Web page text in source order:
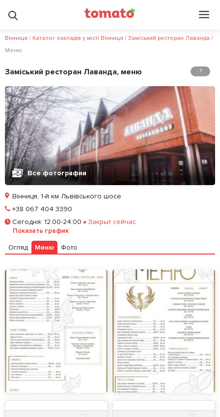
Вінниця / Каталог закладів у місті Вінниця / Заміський ресторан Лаванда /
Меню
Заміський ресторан Лаванда, меню ?
Все фотографии
Залишити відгук
Вінниця, 1-й км Львівського шосе
+38 067 404 3390
Сегодня: 12:00-24:00 Закрыт сейчас
Показать график
Огляд Меню Фото